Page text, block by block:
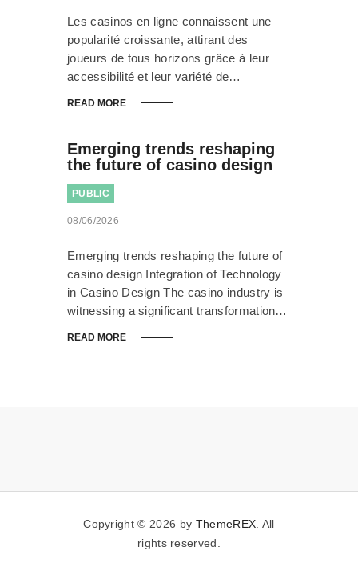
Les casinos en ligne connaissent une
popularité croissante, attirant des
joueurs de tous horizons grâce à leur
accessibilité et leur variété de…
READ MORE
Emerging trends reshaping
the future of casino design
PUBLIC
08/06/2026
Emerging trends reshaping the future of
casino design Integration of Technology
in Casino Design The casino industry is
witnessing a significant transformation…
READ MORE
Copyright © 2026 by ThemeREX. All
rights reserved.